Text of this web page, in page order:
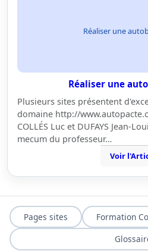
Réaliser une
Réaliser une
Plusieurs sites présentent
domaine http://
COLLÉS Luc et DUFAYS Jean-
mecum du professeur…
Voir
Pages sites Formation